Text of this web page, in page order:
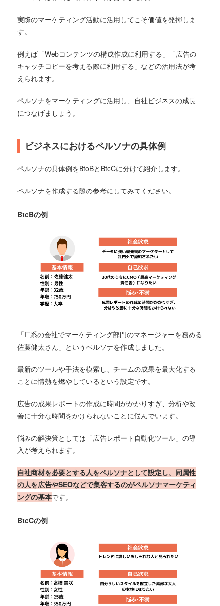
実際のマーケティング活動に活用してこそ価値を発揮しま
す。
例えば「Webコンテンツの構成作成に利用する」「広告の
キャッチコピーを考える際に利用する」などの活用法が考
えられます。
ペルソナをマーケティングに活用し、自社ビジネスの成長
につなげましょう。
ビジネスにおけるペルソナの具体例
ペルソナの具体例をBtoBとBtoCに分けて紹介します。
ペルソナを作成する際の参考にしてみてください。
BtoBの例
「IT系の会社でマーケティング部門のマネージャーを務める
佐藤健太さん」というペルソナを作成しました。
最新のツールや手法を模索し、チームの成果を最大化する
ことに情熱を燃やしているという設定です。
広告の成果レポートの作成に時間がかかりすぎ、分析や改
善に十分な時間をかけられないことに悩んでいます。
悩みの解決策としては「広告レポート自動化ツール」の導
入が考えられます。
自社商材を必要とする人をペルソナとして設定し、同属性
の人を広告やSEOなどで集客するのがペルソナマーケティ
ングの基本です。
BtoCの例